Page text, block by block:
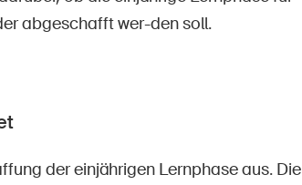
abgeschafft wer-den soll.
der einjährigen Lernphase aus. Die